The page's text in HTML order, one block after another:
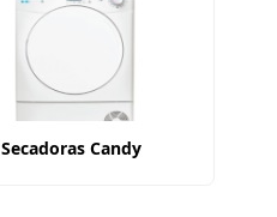
Secadoras Candy